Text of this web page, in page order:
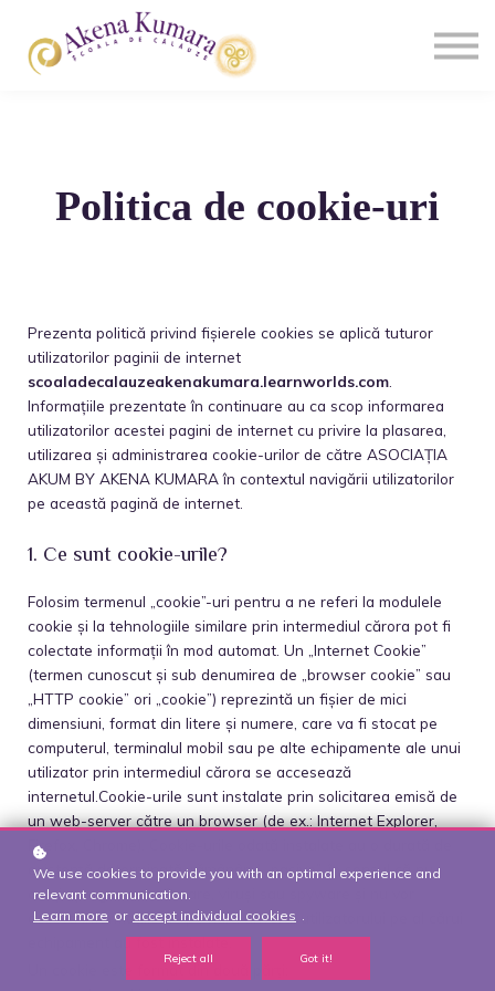
Contact
Politica de cookie-uri
Prezenta politică privind fișierele cookies se aplică tuturor
utilizatorilor paginii de internet
scoaladecalauzeakenakumara.learnworlds.com
Informațiile prezentate în continuare au ca scop informarea
utilizatorilor acestei pagini de internet cu privire la plasarea,
utilizarea și administrarea cookie-urilor de către ASOCIAȚIA
AKUM BY AKENA KUMARA în contextul navigării utilizatorilor
pe această pagină de internet.
1. Ce sunt cookie-urile?
Folosim termenul „cookie”-uri pentru a ne referi la modulele
cookie și la tehnologiile similare prin intermediul cărora pot fi
colectate informații în mod automat. Un „Internet Cookie”
(termen cunoscut și sub denumirea de „browser cookie” sau
„HTTP cookie” ori „cookie”) reprezintă un fișier de mici
dimensiuni, format din litere și numere, care va fi stocat pe
computerul, terminalul mobil sau pe alte echipamente ale unui
utilizator prin intermediul cărora se accesează
internetul.Cookie-urile sunt instalate prin solicitarea emisă de
un web-server către un browser (de ex.: Internet Explorer,
Firefox, Chrome). Cookie-urile odată instalate au o durată de
existență determinată, rămânând „pasive”, în sensul că nu
conțin programe software, viruși sau spyware și nu vor
accesa informațiile de pe hard driverul utilizatorului pe al cărui
echipament au fost instalate.
Un cookie este format din două părți:
We use cookies to provide you with an optimal experience and
relevant communication.
Learn more or accept individual cookies .
Reject all Got it!